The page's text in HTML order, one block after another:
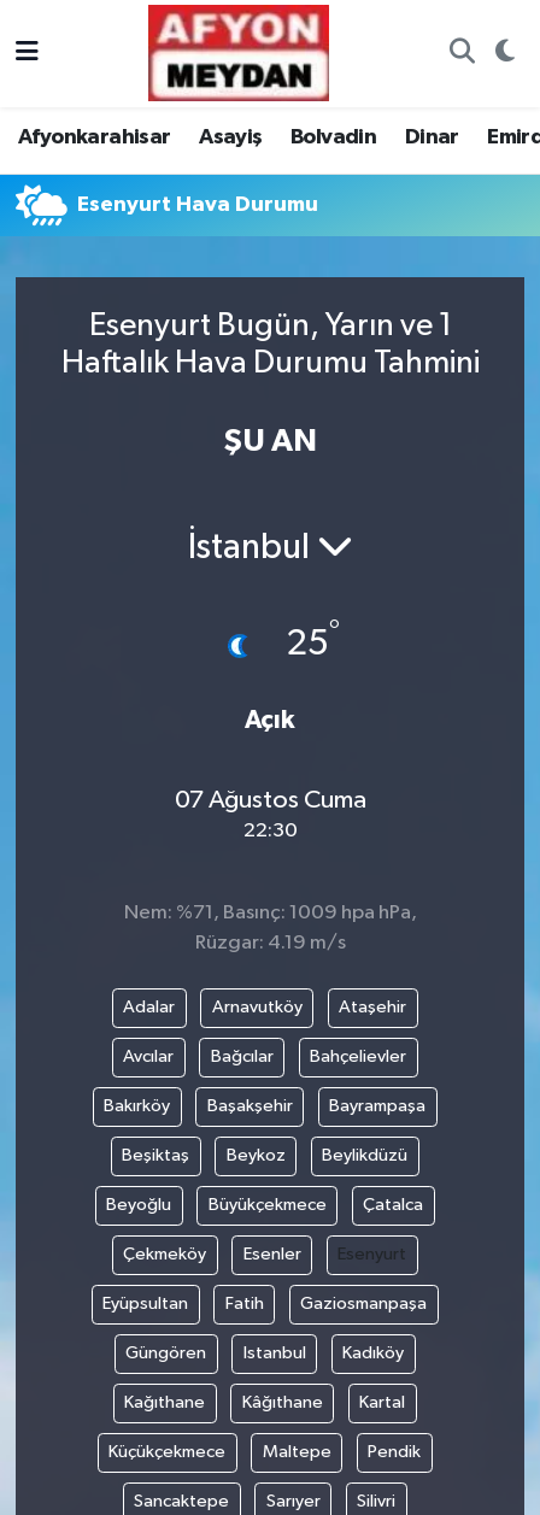
Afyonkarahisar Asayiş Bolvadin Dinar
Esenyurt Hava Durumu
Esenyurt Bugün, Yarın ve 1
Haftalık Hava Durumu Tahmini
ŞU AN
İstanbul
25°
Açık
07 Ağustos Cuma
22:30
Nem: %71, Basınç: 1009 hpa hPa,
Rüzgar: 4.19 m/s
Adalar Arnavutköy Ataşehir
Avcılar Bağcılar Bahçelievler
Bakırköy Başakşehir Bayrampaşa
Beşiktaş Beykoz Beylikdüzü
Beyoğlu Büyükçekmece Çatalca
Çekmeköy Esenler Esenyurt
Eyüpsultan Fatih Gaziosmanpaşa
Güngören Istanbul Kadıköy
Kağıthane Kâğıthane Kartal
Küçükçekmece Maltepe Pendik
Sancaktepe Sarıyer Silivri
Nöbetçi Eczaneler
Trafik Durumu
Süper Lig Puan Durumu ve Fikstür
Tüm Manşetler